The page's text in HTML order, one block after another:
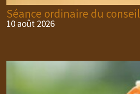
Séance ordinaire du conseil
10 août 2026